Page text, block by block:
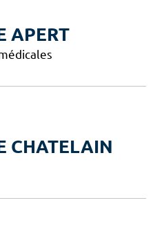
APERT
CHATELAIN